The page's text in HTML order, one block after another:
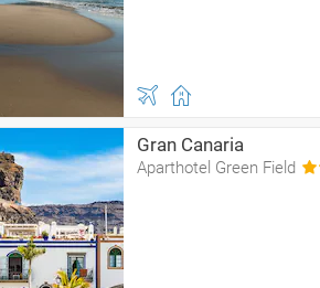
Gran Canaria
Aparthotel Green Field